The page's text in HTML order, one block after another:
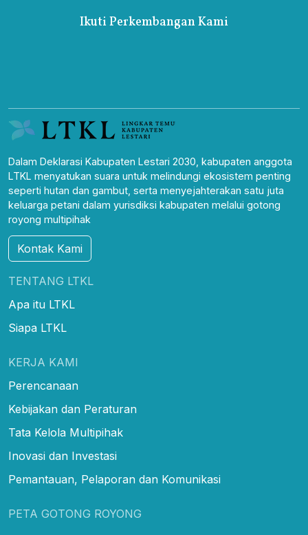
Ikuti Perkembangan Kami
Dalam Deklarasi Kabupaten Lestari 2030, kabupaten anggota
LTKL menyatukan suara untuk melindungi ekosistem penting
seperti hutan dan gambut, serta menyejahterakan satu juta
keluarga petani dalam yurisdiksi kabupaten melalui gotong
royong multipihak
Kontak Kami
TENTANG LTKL
Apa itu LTKL
Siapa LTKL
KERJA KAMI
Perencanaan
Kebijakan dan Peraturan
Tata Kelola Multipihak
Inovasi dan Investasi
Pemantauan, Pelaporan dan Komunikasi
PETA GOTONG ROYONG